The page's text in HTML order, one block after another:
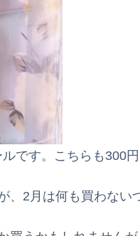
です。こちらも300
、2月は何も買わない